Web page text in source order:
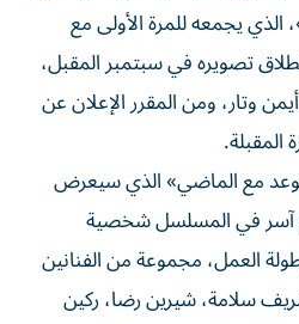
يجمعه للمرة الأولى مع
تصويره في سبتمبر المقبل،
وتار، ومن المقرر الإعلان عن
المقبلة.
مع الماضي» الذي سيعرض
آسر في المسلسل شخصية
العمل، مجموعة من الفنانين
سلامة، شيرين رضا، ركين